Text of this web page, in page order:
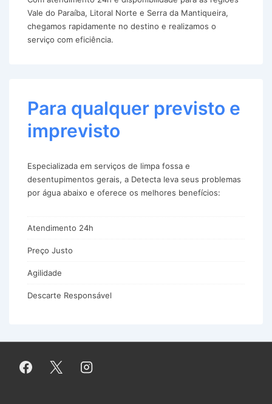
Vale do Paraíba, Litoral Norte e Serra da Mantiqueira,
chegamos rapidamente no destino e realizamos o
serviço com eficiência.
Para qualquer previsto e
imprevisto
Especializada em serviços de limpa fossa e
desentupimentos gerais, a Detecta leva seus problemas
por água abaixo e oferece os melhores benefícios:
Atendimento 24h
Preço Justo
Agilidade
Descarte Responsável